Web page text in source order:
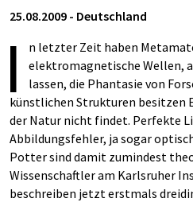
25.08.2009 - Deutschland
I
n letzter Zeit haben
elektromagnetische Wellen,
lassen, die Phantasie von
künstlichen Strukturen besitzen
der Natur nicht findet. Perfekte
Abbildungsfehler, ja sogar
Potter sind damit zumindest
Wissenschaftler am Karlsruher
beschreiben jetzt erstmals